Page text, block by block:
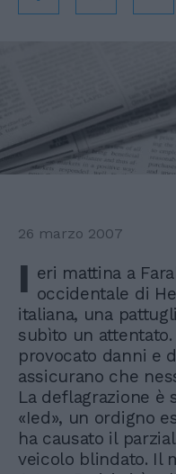
26 marzo 2007
I eri mattina a
occidentale di
italiana, una
subìto un
provocato danni e
assicurano che
La deflagrazione è
«Ied», un ordigno
ha causato il
veicolo blindato. Il